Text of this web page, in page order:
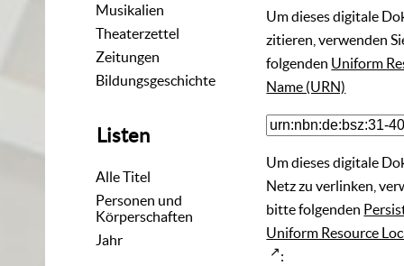
Musikalien
Theaterzettel
Zeitungen
Bildungsgeschichte
Listen
Alle Titel
Personen und
Körperschaften
Jahr
Um dieses digitale
zitieren, verwenden
folgenden Uniform
Name (URN)
Um dieses digitale
Netz zu verlinken,
bitte folgenden
Uniform Resource
: